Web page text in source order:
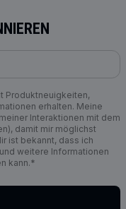
Produktneuigkeiten,
erhalten. Meine
Interaktionen mit dem
damit mir möglichst
ist bekannt, dass ich
weitere Informationen
kann.*